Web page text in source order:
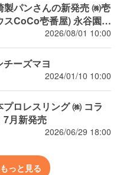
パンさんの新発売 ㈱壱
壱番屋) 永谷園
婆春雨) 新潟市消防局 ㈱
環境省 自然共生サイ
コラ
2026/08/01 10:00
ンチーズマヨ
2024/01/10 10:00
ボランチパック 7月新発売
2026/06/29 18:00
っと見る